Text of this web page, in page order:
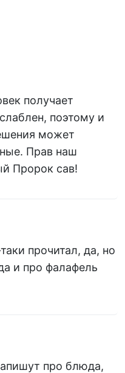
получает
поэтому и
может
Прав наш
Пророк сав!
прочитал, да, но
и про фалафель
про блюда,